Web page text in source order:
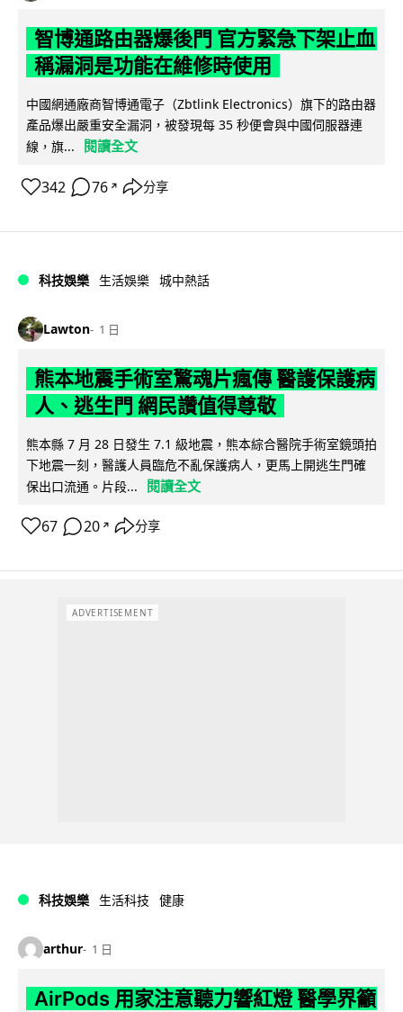
智博通路由器爆後門 官方緊急下架止血
稱漏洞是功能在維修時使用
中國網通廠商智博通電子（Zbtlink Electronics）旗下的路由器
產品爆出嚴重安全漏洞，被發現每 35 秒便會與中國伺服器連
線，旗...
閱讀全文
342 76 ↗ 分享
科技娛樂 生活娛樂 城中熱話
Lawton 1 日
熊本地震手術室驚魂片瘋傳 醫護保護病
人、逃生門 網民讚值得尊敬
熊本縣 7 月 28 日發生 7.1 級地震，熊本綜合醫院手術室鏡頭拍
下地震一刻，醫護人員臨危不亂保護病人，更馬上開逃生門確
保出口流通。片段...
閱讀全文
67 20 ↗ 分享
ADVERTISEMENT
科技娛樂 生活科技 健康
arthur 1 日
AirPods 用家注意聽力響紅燈 醫學界籲